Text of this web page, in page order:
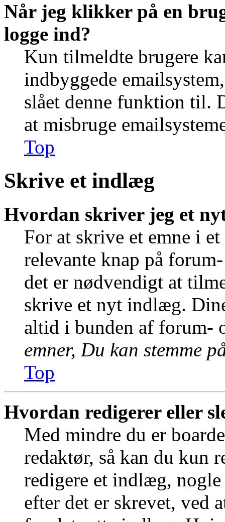
Når jeg klikker på en
logge ind?
Kun tilmeldte brugere
indbyggede
slået denne funktion til.
at misbruge
Top
Skrive et indlæg
Hvordan skriver jeg et
For at skrive et emne i
relevante knap på
det er nødvendigt at
skrive et nyt indlæg.
altid i bunden af forum-
emner, Du kan stemme
Top
Hvordan redigerer eller
Med mindre du er
redaktør, så kan du kun
redigere et indlæg,
efter det er skrevet, ved